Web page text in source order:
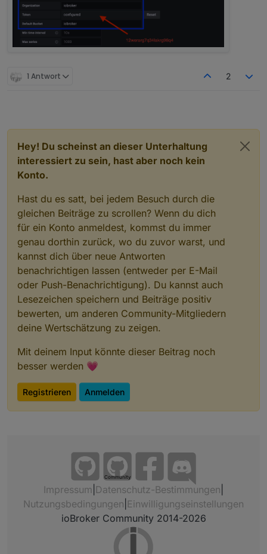
1 Antwort 2
Hey! Du scheinst an dieser Unterhaltung
interessiert zu sein, hast aber noch kein
Konto.
Hast du es satt, bei jedem Besuch durch die
gleichen Beiträge zu scrollen? Wenn du dich
für ein Konto anmeldest, kommst du immer
genau dorthin zurück, wo du zuvor warst, und
kannst dich über neue Antworten
benachrichtigen lassen (entweder per E-Mail
oder Push-Benachrichtigung). Du kannst auch
Lesezeichen speichern und Beiträge positiv
bewerten, um anderen Community-Mitgliedern
deine Wertschätzung zu zeigen.
Mit deinem Input könnte dieser Beitrag noch
besser werden 💗
Registrieren Anmelden
Community
Impressum Datenschutz-Bestimmungen
Nutzungsbedingungen Einwilligungseinstellungen
ioBroker Community 2014-2026